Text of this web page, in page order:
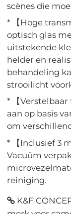
scènes die
* 【Hoge
optisch glas
uitstekende
helder en
behandeling
strooilicht
* 【
aan op basis
om
* 【Inclusief 3
Vacuüm
reiniging.
K&F